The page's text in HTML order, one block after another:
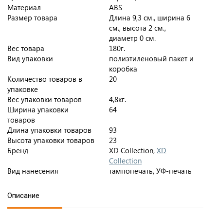
Материал
ABS
Размер товара
Длина 9,3 см., ширина 6
см., высота 2 см.,
диаметр 0 см.
Вес товара
180г.
Вид упаковки
полиэтиленовый пакет и
коробка
Количество товаров в
упаковке
20
Вес упаковки товаров
4,8кг.
Ширина упаковки
товаров
64
Длина упаковки товаров
93
Высота упаковки товаров
23
Бренд
XD Collection, XD
Collection
Вид нанесения
тампопечать, УФ-печать
Описание